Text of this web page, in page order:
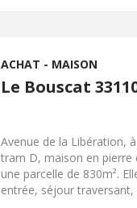
bon état. Un bien rare,
moderne, dans l’un des
ACHAT - MAISON
Le Bouscat
Avenue de la Libération,
tram D, maison en pierre
une parcelle de 830m².
entrée, séjour traversant,